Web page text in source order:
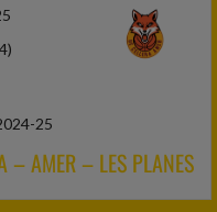
25
– AMER – LES PLANES